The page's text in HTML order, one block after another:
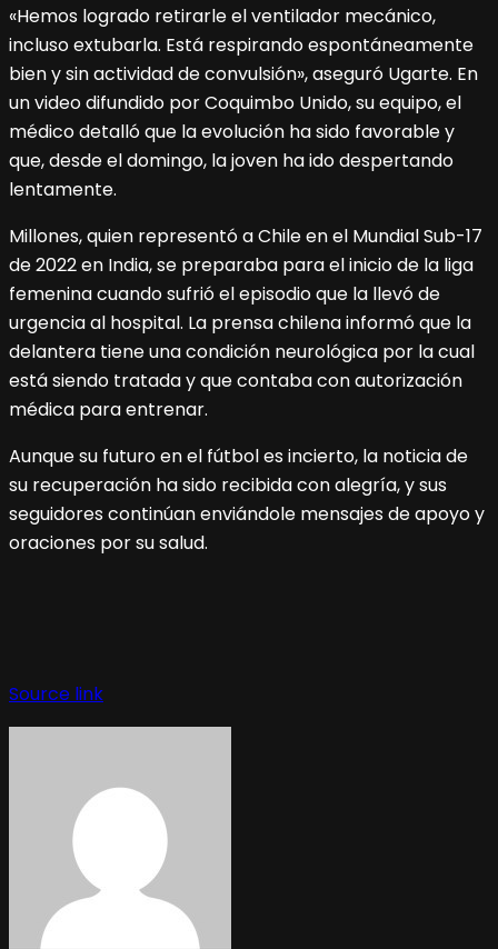
«Hemos logrado retirarle el ventilador mecánico,
incluso extubarla. Está respirando espontáneamente
bien y sin actividad de convulsión», aseguró Ugarte. En
un video difundido por Coquimbo Unido, su equipo, el
médico detalló que la evolución ha sido favorable y
que, desde el domingo, la joven ha ido despertando
lentamente.
Millones, quien representó a Chile en el Mundial Sub-17
de 2022 en India, se preparaba para el inicio de la liga
femenina cuando sufrió el episodio que la llevó de
urgencia al hospital. La prensa chilena informó que la
delantera tiene una condición neurológica por la cual
está siendo tratada y que contaba con autorización
médica para entrenar.
Aunque su futuro en el fútbol es incierto, la noticia de
su recuperación ha sido recibida con alegría, y sus
seguidores continúan enviándole mensajes de apoyo y
oraciones por su salud.
de
entradas
Source link